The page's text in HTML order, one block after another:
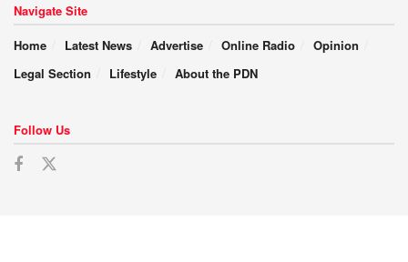
Navigate Site
Home
Latest News Advertise Online Radio
Opinion
Legal Section
Lifestyle About the PDN
Follow Us